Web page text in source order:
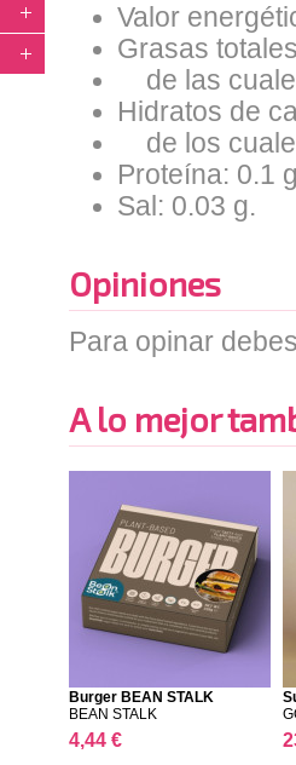
Valor
Grasas
de las
Hidratos de
de los
Proteína: 0.1
Sal: 0.03 g.
Opiniones
Para opinar
A lo mejor
Burger BEAN STALK
BEAN STALK
4,44 €